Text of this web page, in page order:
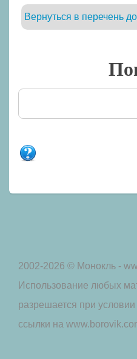
Вернуться в перечень
2002-2026 © Монокль -
Использование любых
разрешается при
ссылки на